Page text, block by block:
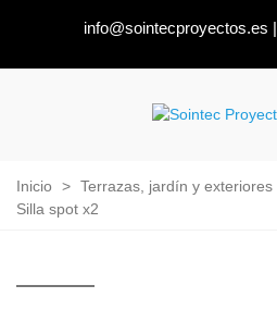
info@sointecproyectos.es |
Inicio > Terrazas, jardín y exteriores
Silla spot x2